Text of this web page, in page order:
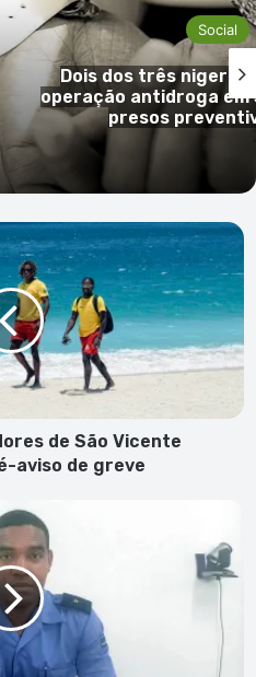
Social
dos três nigerianos detidos
antidroga em S. Vicente
presos preventivamente
de São Vicente
aviso de greve